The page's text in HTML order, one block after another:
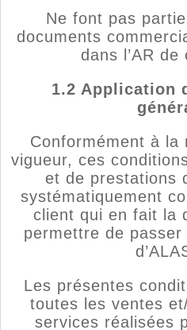
Ne font pas
documents
dans l’AR de
1.2 Application
Conformément à la
vigueur, ces
et de prestations
systématiquement
client qui en fait la
permettre de
Les présentes
toutes les ventes
services réalisées